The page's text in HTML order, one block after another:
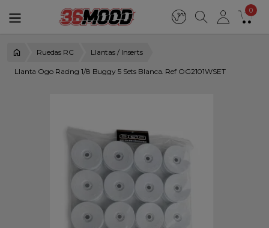
0
Ruedas RC Llantas / Inserts
Llanta Ogo Racing 1/8 Buggy 5 Sets Blanca. Ref OG2101WSET